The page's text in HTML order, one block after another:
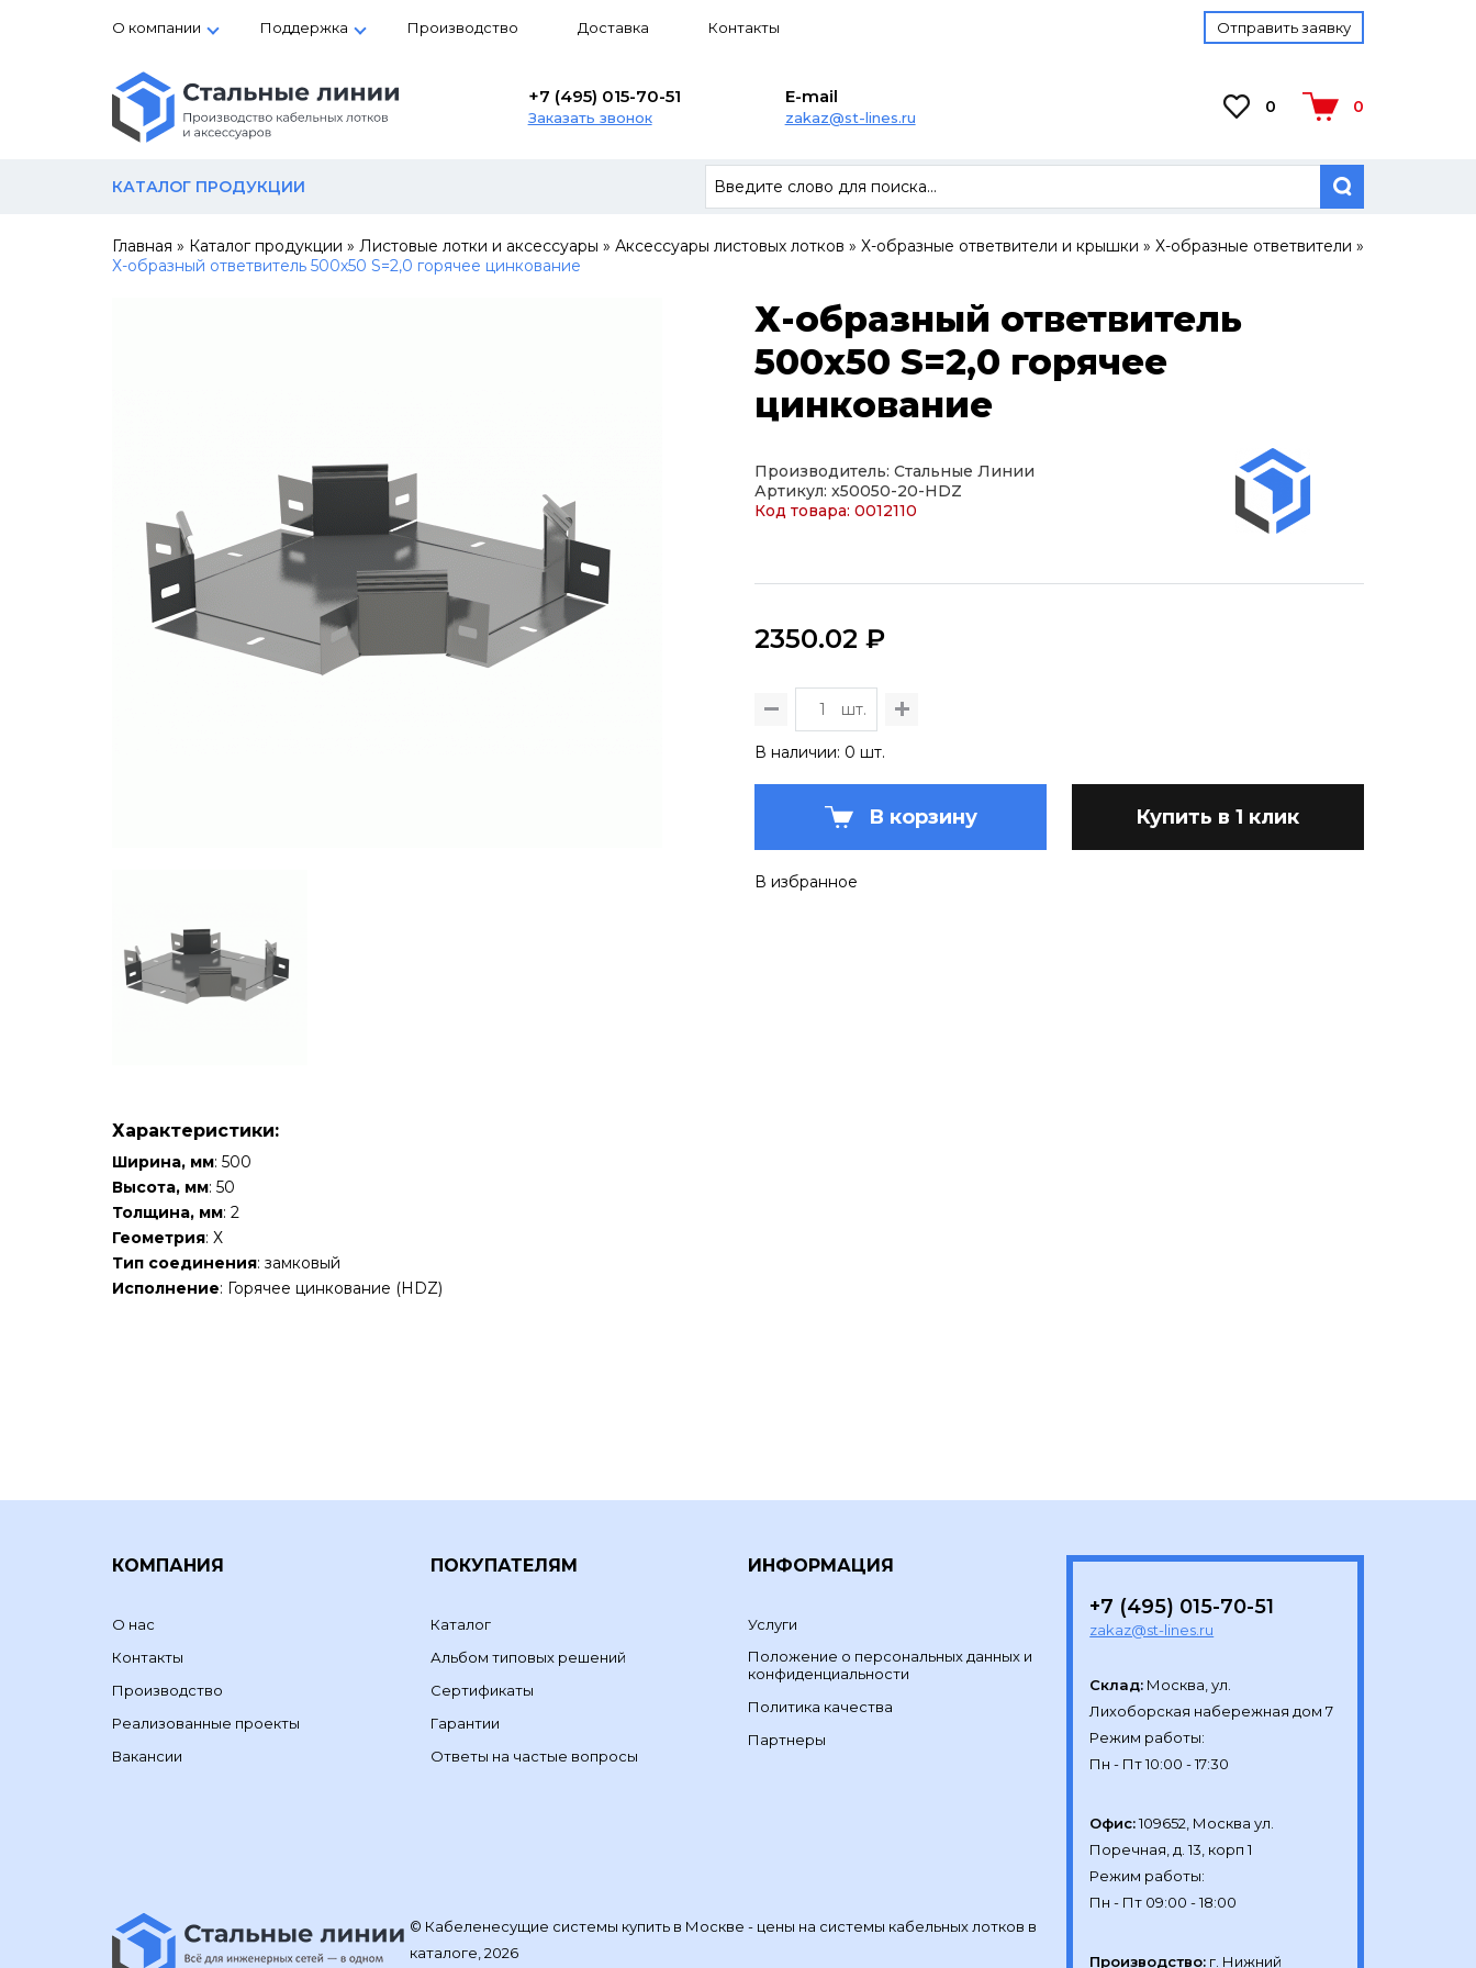
О компании Поддержка Производство Доставка Контакты Отправить заявку
+7 (495) 015-70-51
Заказать звонок
E-mail
zakaz@st-lines.ru
0 0
КАТАЛОГ ПРОДУКЦИИ
Главная » Каталог продукции » Листовые лотки и аксессуары » Аксессуары листовых лотков » Х-образные ответвители и крышки » Х-образные ответвители »
Х-образный ответвитель 500х50 S=2,0 горячее цинкование
Х-образный ответвитель
500х50 S=2,0 горячее
цинкование
Производитель: Стальные Линии
Артикул: x50050-20-HDZ
Код товара: 0012110
2350.02 ₽
шт.
В наличии: 0 шт.
В корзину Купить в 1 клик
В избранное
Характеристики:
Ширина, мм: 500
Высота, мм: 50
Толщина, мм: 2
Геометрия: Х
Тип соединения: замковый
Исполнение: Горячее цинкование (HDZ)
КОМПАНИЯ
О нас
Контакты
Производство
Реализованные проекты
Вакансии
ПОКУПАТЕЛЯМ
Каталог
Альбом типовых решений
Сертификаты
Гарантии
Ответы на частые вопросы
ИНФОРМАЦИЯ
Услуги
Положение о персональных данных и
конфиденциальности
Политика качества
Партнеры
+7 (495) 015-70-51
zakaz@st-lines.ru
Склад: Москва, ул.
Лихоборская набережная дом 7
Режим работы:
Офис: 109652, Москва ул.
Поречная, д. 13, корп 1
Режим работы:
Производство: г. Нижний
© Кабеленесущие системы купить в Москве - цены на системы кабельных лотков в
каталоге, 2026